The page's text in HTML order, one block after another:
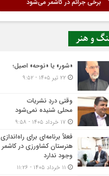
و هنر
«شور» یا «نوحه» اصیل؛
وقتی دردِ نشریات
محلی شنیده نمی‌شود
فعلاً برنامه‌ای برای راه‌اندازی
هنرستان کشاورزی در کاشمر
وجود ندارد